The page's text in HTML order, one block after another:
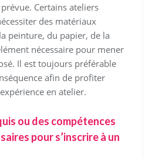
Certains ateliers
des matériaux
peinture, du papier, de la
nécessaire pour mener
Il est toujours préférable
afin de profiter
en atelier.
ou des compétences
pour s’inscrire à un